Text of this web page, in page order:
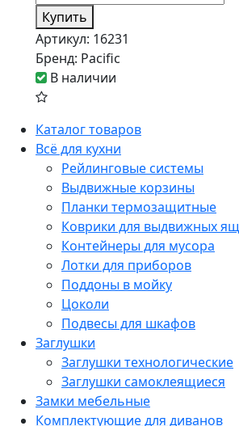
Каталог товаров
Всё для кухни
Рейлинговые системы
Выдвижные корзины
Планки термозащитные
Коврики для выдвижных
Контейнеры для мусора
Лотки для приборов
Поддоны в мойку
Цоколи
Подвесы для шкафов
Заглушки
Заглушки технологические
Заглушки самоклеящиеся
Замки мебельные
Комплектующие для диванов
Купить
Артикул: 16231
Бренд: Pacific
В наличии